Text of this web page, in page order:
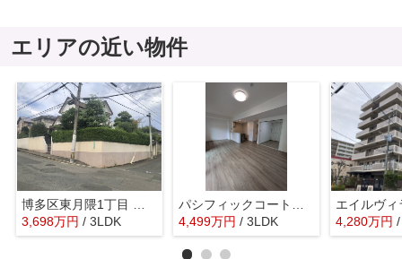
エリアの近い物件
3,698万円 / 3LDK
4,499万円 / 3LDK 4,280万円